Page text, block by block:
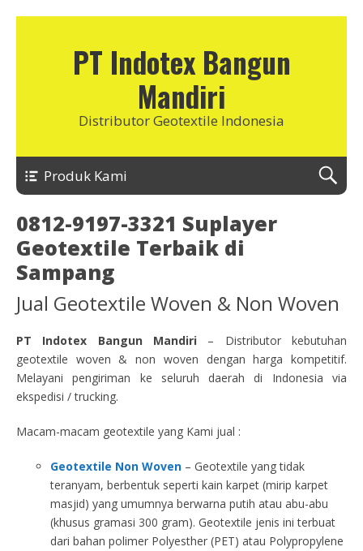
PT Indotex Bangun
Mandiri
Distributor Geotextile Indonesia
Produk Kami
0812-9197-3321 Suplayer
Geotextile Terbaik di
Sampang
Jual Geotextile Woven & Non Woven
PT Indotex Bangun Mandiri – Distributor kebutuhan
geotextile woven & non woven dengan harga kompetitif.
Melayani pengiriman ke seluruh daerah di Indonesia via
ekspedisi / trucking.
Macam-macam geotextile yang Kami jual :
Geotextile Non Woven – Geotextile yang tidak
teranyam, berbentuk seperti kain karpet (mirip karpet
masjid) yang umumnya berwarna putih atau abu-abu
(khusus gramasi 300 gram). Geotextile jenis ini terbuat
dari bahan polimer Polyesther (PET) atau Polypropylene